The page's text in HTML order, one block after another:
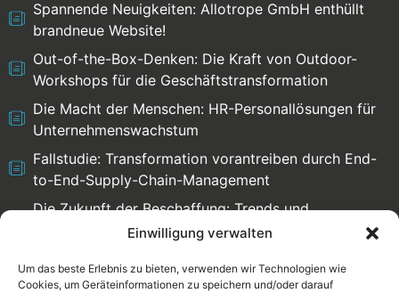
Einwilligung verwalten
Um das beste Erlebnis zu bieten, verwenden wir Technologien wie
Cookies, um Geräteinformationen zu speichern und/oder darauf
Spannende Neuigkeiten: Allotrope GmbH enthüllt
brandneue Website!
Out-of-the-Box-Denken: Die Kraft von Outdoor-
Workshops für die Geschäftstransformation
Die Macht der Menschen: HR-Personallösungen für
Unternehmenswachstum
Fallstudie: Transformation vorantreiben durch End-
to-End-Supply-Chain-Management
Die Zukunft der Beschaffung: Trends und
Herausforderungen